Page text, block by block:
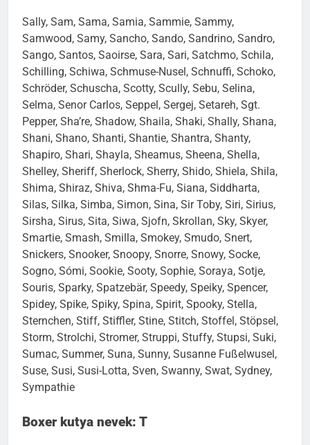
Sally, Sam, Sama, Samia, Sammie, Sammy,
Samwood, Samy, Sancho, Sando, Sandrino, Sandro,
Sango, Santos, Saoirse, Sara, Sari, Satchmo, Schila,
Schilling, Schiwa, Schmuse-Nusel, Schnuffi, Schoko,
Schröder, Schuscha, Scotty, Scully, Sebu, Selina,
Selma, Senor Carlos, Seppel, Sergej, Setareh, Sgt.
Pepper, Sha’re, Shadow, Shaila, Shaki, Shally, Shana,
Shani, Shano, Shanti, Shantie, Shantra, Shanty,
Shapiro, Shari, Shayla, Sheamus, Sheena, Shella,
Shelley, Sheriff, Sherlock, Sherry, Shido, Shiela, Shila,
Shima, Shiraz, Shiva, Shma-Fu, Siana, Siddharta,
Silas, Silka, Simba, Simon, Sina, Sir Toby, Siri, Sirius,
Sirsha, Sirus, Sita, Siwa, Sjofn, Skrollan, Sky, Skyer,
Smartie, Smash, Smilla, Smokey, Smudo, Snert,
Snickers, Snooker, Snoopy, Snorre, Snowy, Socke,
Sogno, Sómi, Sookie, Sooty, Sophie, Soraya, Sotje,
Souris, Sparky, Spatzebär, Speedy, Speiky, Spencer,
Spidey, Spike, Spiky, Spina, Spirit, Spooky, Stella,
Sternchen, Stiff, Stiffler, Stine, Stitch, Stoffel, Stöpsel,
Storm, Strolchi, Stromer, Struppi, Stuffy, Stupsi, Suki,
Sumac, Summer, Suna, Sunny, Susanne Fußelwusel,
Suse, Susi, Susi-Lotta, Sven, Swanny, Swat, Sydney,
Sympathie
Boxer kutya nevek: T